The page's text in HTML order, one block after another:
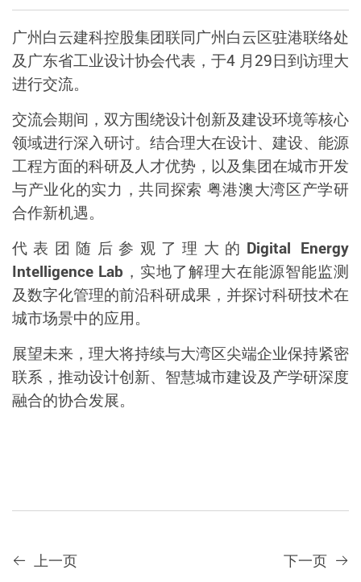
广州白云建科控股集团联同广州白云区驻港联络处
及广东省工业设计协会代表，于4 月29日到访理大
进行交流。
交流会期间，双方围绕设计创新及建设环境等核心
领域进行深入研讨。结合理大在设计、建设、能源
工程方面的科研及人才优势，以及集团在城市开发
与产业化的实力，共同探索 粤港澳大湾区产学研
合作新机遇。
代表团随后参观了理大的 Digital Energy
Intelligence Lab ，实地了解理大在能源智能监测
及数字化管理的前沿科研成果，并探讨科研技术在
城市场景中的应用。
展望未来，理大将持续与大湾区尖端企业保持紧密
联系，推动设计创新、智慧城市建设及产学研深度
融合的协合发展。
上一页 下一页